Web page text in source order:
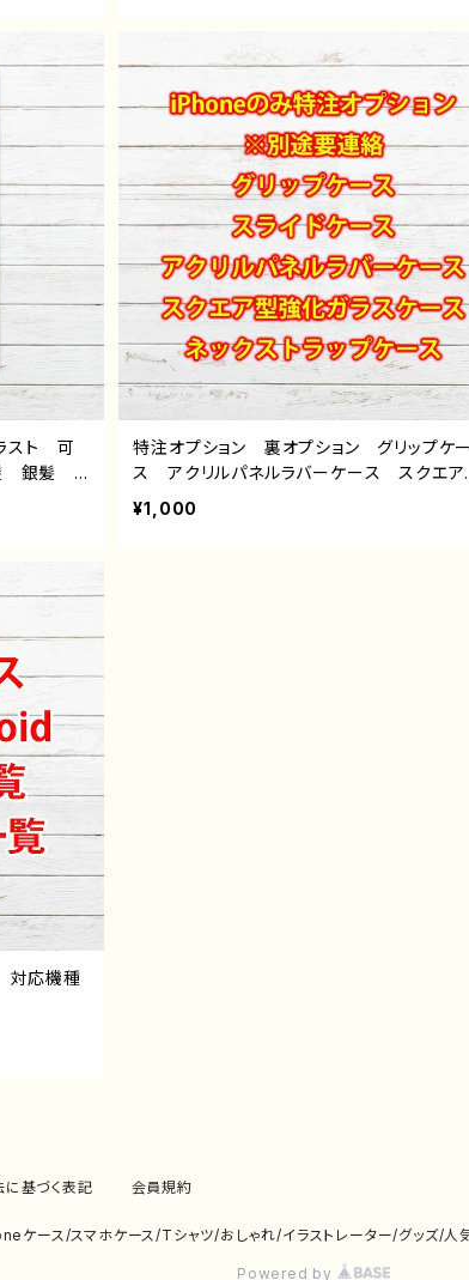
器 タイ
らす
4/13/12/11 AQUOS Xperia
l Galaxy Android アンドロイド ケー
ス おすすめ 個性的 人気 イラストレー
ー クリエイター 絵師 オリジナル デザ
ン グッズ タイトル：狛犬ちゃま 作:黒糖
スト 可
銀髪
14/13/1
Ga
ー 絵
イン グッ
特注オプション 裏オプション グリップケー
ス アクリルパネルラバーケース スクエア
強化ガラスケース ストラップケース 雑貨
アリスの白うさぎ
¥1,000
応機種
基づく表記 会員規約
ケース/スマホケース/Tシャツ/おしゃれ/イラストレーター/グッズ/人
Powered by